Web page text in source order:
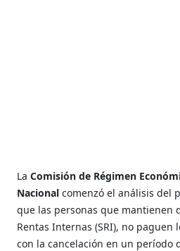
LaComisión de Régimen
Nacionalcomenzó el análisis del
que las personas que mantienen
Rentas Internas (SRI), no paguen
con la cancelación en un período